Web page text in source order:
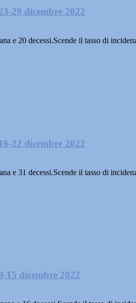
29 dicembre 2022
e 20 decessi.Scende il tasso di
22 dicembre 2022
e 31 decessi.Scende il tasso di
15 dicembre 2022